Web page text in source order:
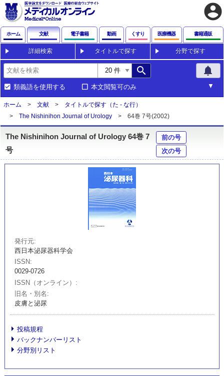
account_circle
ホーム 文献 電子書籍 動画 くすり 医療機器 書籍通販
詳細検索 タイトルで探す 分野で探す
search notifications
類義語を使用する 本文閲覧可のみ
ホーム 文献
タイトルで探す（た - な行）
The Nishinihon Journal of Urology
64巻 7号(2002)
The Nishinihon Journal of Urology 64巻 7
号
前の号
次の号
発行元
西日本泌尿器科学会
ISSN
0029-0726
ISSN（オンライン）
旧名・別名
皮膚と泌尿
投稿規程
バックナンバーリスト
分野別リスト